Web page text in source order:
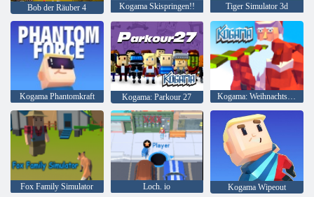
Bob der Räuber 4 Kogama Skispringen!! Tiger Simulator 3d
Kogama Phantomkraft Kogama: Parkour 27 Kogama: Weihnachtsparkour
Fox Family Simulator Loch. io
Kogama Wipeout